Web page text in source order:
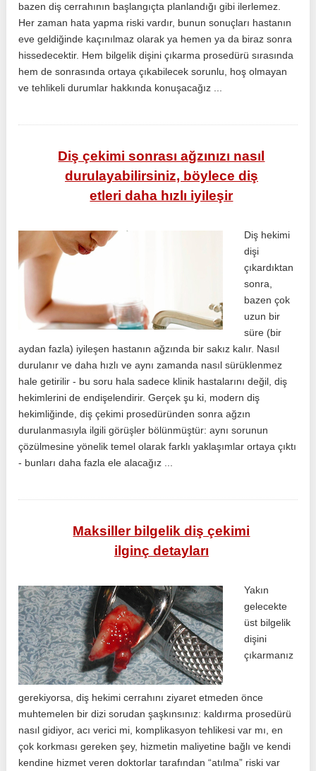
bazen diş cerrahının başlangıçta planlandığı gibi ilerlemez.
Her zaman hata yapma riski vardır, bunun sonuçları hastanın
eve geldiğinde kaçınılmaz olarak ya hemen ya da biraz sonra
hissedecektir. Hem bilgelik dişini çıkarma prosedürü sırasında
hem de sonrasında ortaya çıkabilecek sorunlu, hoş olmayan
ve tehlikeli durumlar hakkında konuşacağız ...
Diş çekimi sonrası ağzınızı nasıl
durulayabilirsiniz, böylece diş
etleri daha hızlı iyileşir
Diş hekimi
dişi
çıkardıktan
sonra,
bazen çok
uzun bir
süre (bir
aydan fazla) iyileşen hastanın ağzında bir sakız kalır. Nasıl
durulanır ve daha hızlı ve aynı zamanda nasıl sürüklenmez
hale getirilir - bu soru hala sadece klinik hastalarını değil, diş
hekimlerini de endişelendirir. Gerçek şu ki, modern diş
hekimliğinde, diş çekimi prosedüründen sonra ağzın
durulanmasıyla ilgili görüşler bölünmüştür: aynı sorunun
çözülmesine yönelik temel olarak farklı yaklaşımlar ortaya çıktı
- bunları daha fazla ele alacağız ...
Maksiller bilgelik diş çekimi
ilginç detayları
Yakın
gelecekte
üst bilgelik
dişini
çıkarmanız
gerekiyorsa, diş hekimi cerrahını ziyaret etmeden önce
muhtemelen bir dizi sorudan şaşkınsınız: kaldırma prosedürü
nasıl gidiyor, acı verici mi, komplikasyon tehlikesi var mı, en
çok korkması gereken şey, hizmetin maliyetine bağlı ve kendi
kendine hizmet veren doktorlar tarafından “atılma” riski var